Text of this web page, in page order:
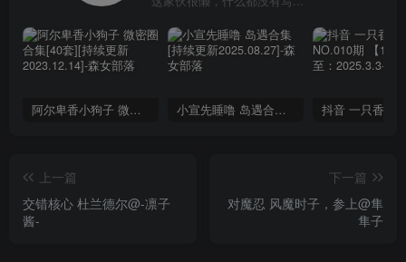
阿尔卑香小狗子 微密圈合集[40套][持续更新2023.12.14] 小宣先睡噜 岛遇合集[持续更新2025.08.27]
上一篇
交错核心 杜兰德尔@-凛子
酱-
下一篇
对魔忍 风魔时子，参上@隼
隼子